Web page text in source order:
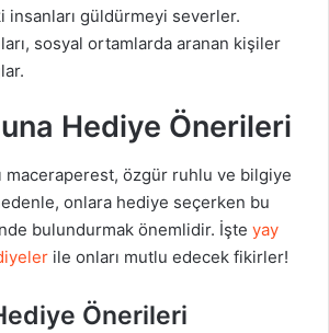
insanları güldürmeyi severler.
sosyal ortamlarda aranan kişiler
Hediye Önerileri
maceraperest, özgür ruhlu ve bilgiye
onlara hediye seçerken bu
bulundurmak önemlidir. İşte yay
ile onları mutlu edecek fikirler!
Önerileri